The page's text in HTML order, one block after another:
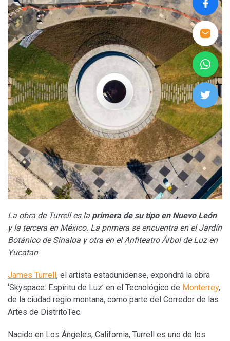
La obra de Turrell es la primera de su tipo en Nuevo León
y la tercera en México. La primera se encuentra en el Jardín
Botánico de Sinaloa y otra en el Anfiteatro Árbol de Luz en
Yucatan
James Turrell, el artista estadunidense, expondrá la obra
‘Skyspace: Espíritu de Luz’ en el Tecnológico de Monterrey,
de la ciudad regio montana, como parte del Corredor de las
Artes de DistritoTec.
Nacido en Los Ángeles, California, Turrell es uno de los